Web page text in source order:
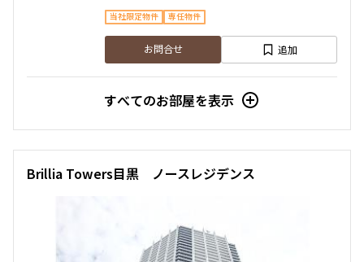
お問合せ
10階 １０１８
228,000円12,000円
1.0ヶ月 無
当社限定物件 専任物件
1.0ヶ月 1.0ヶ月
53.13㎡
三井の賃貸 当社限定物件 専任物件 ペット可 タワー
お問合せ
18階１８１６
1.0ヶ月 1.0ヶ月
当社限定物件 専任物件
お問合せ 追加
すべてのお部屋を表示
Brillia Towers目黒 ノースレジデンス